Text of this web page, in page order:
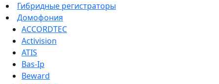
Гибридные регистраторы
Домофония
ACCORDTEC
Activision
ATIS
Bas-Ip
Beward